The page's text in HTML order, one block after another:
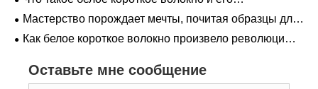
промышленное использование
Мастерство порождает мечты, почитая образцы для
подражания.
Как белое короткое волокно произвело революцию в
Оставьте мне сообщение